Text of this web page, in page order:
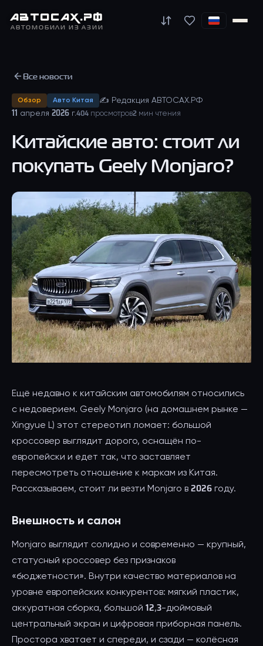
АВТОСАХ.РФ
АВТОМОБИЛИ ИЗ АЗИИ
Все новости
Обзор Авто Китая ✍ Редакция АВТОСАХ.РФ
11 апреля 2026 г.404 просмотров2 мин чтения
Китайские авто: стоит ли
покупать Geely Monjaro?
Ещё недавно к китайским автомобилям относились
с недоверием. Geely Monjaro (на домашнем рынке —
Xingyue L) этот стереотип ломает: большой
кроссовер выглядит дорого, оснащён по-
европейски и едет так, что заставляет
пересмотреть отношение к маркам из Китая.
Рассказываем, стоит ли везти Monjaro в 2026 году.
Внешность и салон
Monjaro выглядит солидно и современно — крупный,
статусный кроссовер без признаков
«бюджетности». Внутри качество материалов на
уровне европейских конкурентов: мягкий пластик,
аккуратная сборка, большой 12,3-дюймовый
центральный экран и цифровая приборная панель.
Простора хватает и спереди, и сзади — колёсная